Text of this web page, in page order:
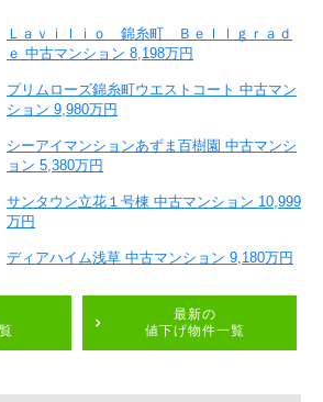
Ｌａｖｉｌｉｏ 錦糸町 Ｂｅｌｌｇｒａｄ
ｅ 中古マンション 8,198万円
プリムローズ錦糸町ウエストコート 中古マン
ション 9,980万円
シーアイマンションあずま百樹園 中古マンシ
ョン 5,380万円
サンタウン立花１号棟 中古マンション 10,999
万円
ディアハイム浅草 中古マンション 9,180万円
最新の
値下げ物件一覧